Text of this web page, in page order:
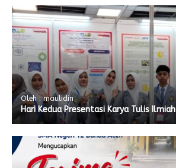
Oleh : maulidin
Hari Kedua Presentasi Karya Tulis Ilmiah